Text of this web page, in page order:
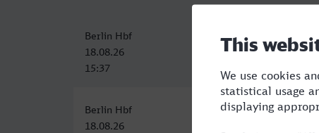
Berlin Hbf
18.08.26
15:37
Salzburg Hbf
18.08.26
Berlin Hbf
18.08.26
Salzburg Hbf